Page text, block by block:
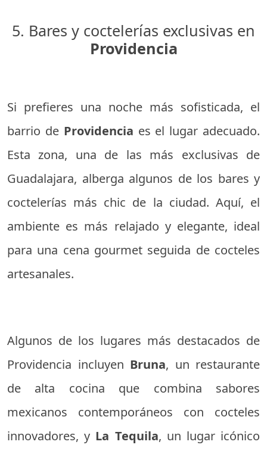
5. Bares y coctelerías exclusivas en
Providencia
Si prefieres una noche más sofisticada, el
barrio de Providencia es el lugar adecuado.
Esta zona, una de las más exclusivas de
Guadalajara, alberga algunos de los bares y
coctelerías más chic de la ciudad. Aquí, el
ambiente es más relajado y elegante, ideal
para una cena gourmet seguida de cocteles
artesanales.
Algunos de los lugares más destacados de
Providencia incluyen Bruna, un restaurante
de alta cocina que combina sabores
mexicanos contemporáneos con cocteles
innovadores, y La Tequila, un lugar icónico